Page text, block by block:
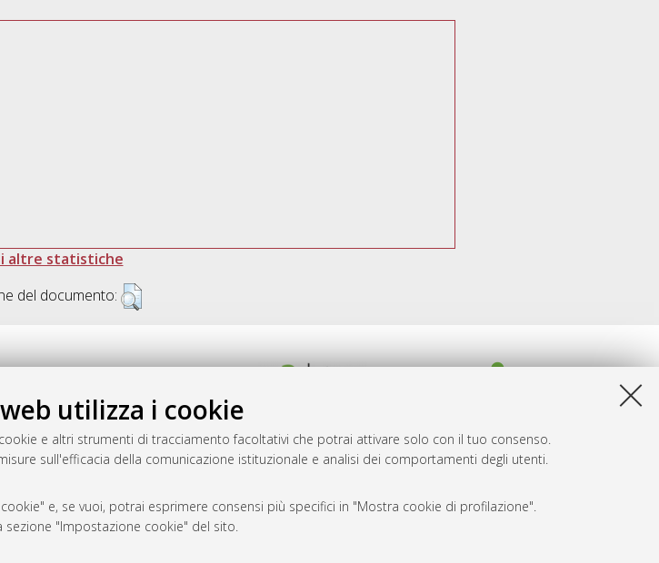
utilizza i cookie
e altri strumenti di tracciamento facoltativi che potrai attivare solo con il tuo consenso.
sull'efficacia della comunicazione istituzionale e analisi dei comportamenti degli utenti.
e, se vuoi, potrai esprimere consensi più specifici in "Mostra cookie di profilazione".
"Impostazione cookie" del sito.
altre statistiche
del documento: